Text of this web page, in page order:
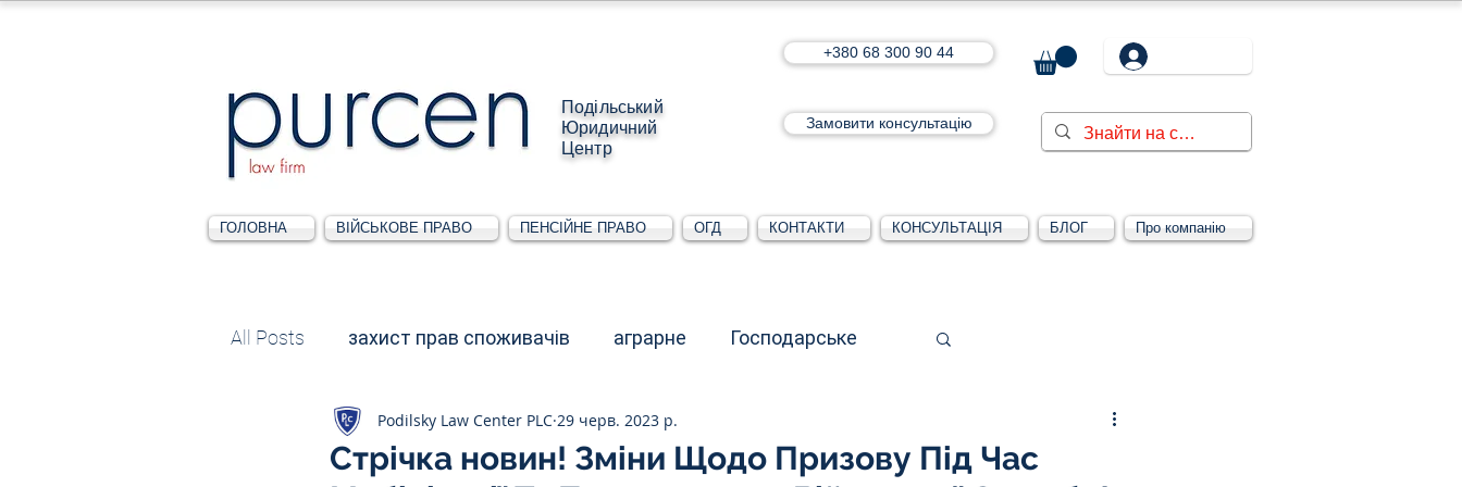
Подільський
Юридичний
Центр
+380 68 300 90 44
Замовити консультацію
ГОЛОВНА ВІЙСЬКОВЕ ПРАВО ПЕНСІЙНЕ ПРАВО ОГД КОНТАКТИ КОНСУЛЬТАЦІЯ БЛОГ Про компанію
All Posts захист прав споживачів аграрне Господарське
Податкове Адміністративне Для юридичних осіб
Стрічка новин! Зміни Щодо Призову Під Час
Podilsky Law Center PLC 29 черв. 2023 р.